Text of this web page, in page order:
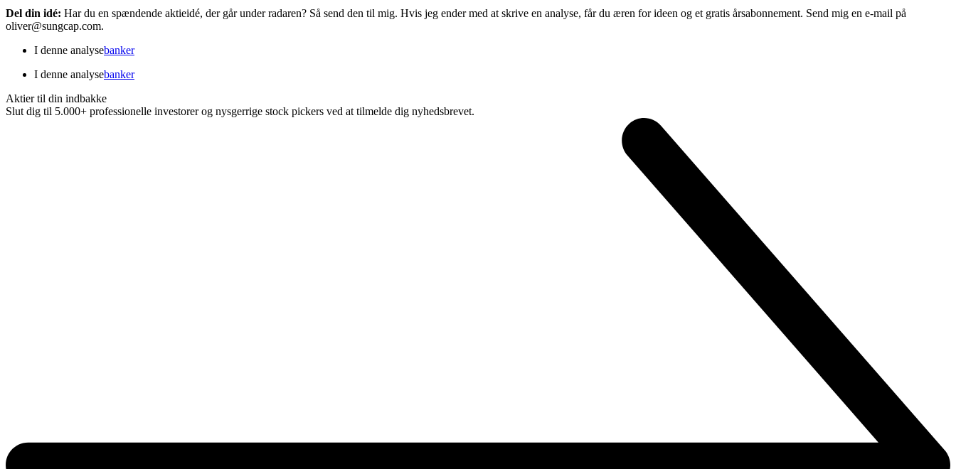
Del din idé: Har du en spændende aktieidé, der går under radaren? Så send den til mig. Hvis jeg ender med at skrive en analyse, får du æren for ideen og et gratis årsabonnement. Send mig en e-mail på
oliver@sungcap.com.
I denne analysebanker
I denne analysebanker
Aktier til din indbakke
Slut dig til 5.000+ professionelle investorer og nysgerrige stock pickers ved at tilmelde dig nyhedsbrevet.